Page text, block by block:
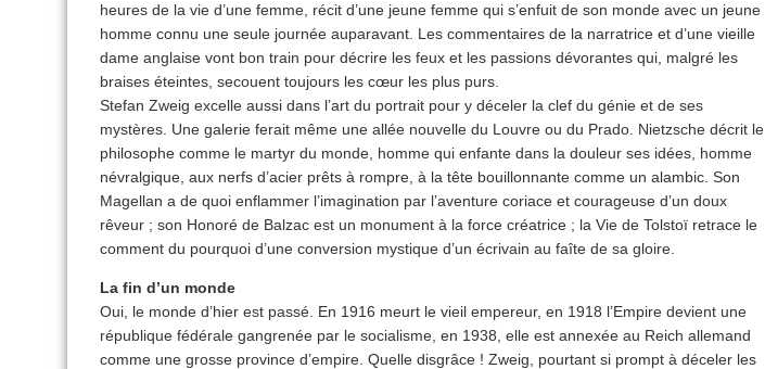
heures de la vie d’une femme, récit d’une jeune femme qui s’enfuit de son monde avec un jeune
homme connu une seule journée auparavant. Les commentaires de la narratrice et d’une vieille
dame anglaise vont bon train pour décrire les feux et les passions dévorantes qui, malgré les
braises éteintes, secouent toujours les cœur les plus purs.
Stefan Zweig excelle aussi dans l’art du portrait pour y déceler la clef du génie et de ses
mystères. Une galerie ferait même une allée nouvelle du Louvre ou du Prado. Nietzsche décrit le
philosophe comme le martyr du monde, homme qui enfante dans la douleur ses idées, homme
névralgique, aux nerfs d’acier prêts à rompre, à la tête bouillonnante comme un alambic. Son
Magellan a de quoi enflammer l’imagination par l’aventure coriace et courageuse d’un doux
rêveur ; son Honoré de Balzac est un monument à la force créatrice ; la Vie de Tolstoï retrace le
comment du pourquoi d’une conversion mystique d’un écrivain au faîte de sa gloire.
La fin d’un monde
Oui, le monde d’hier est passé. En 1916 meurt le vieil empereur, en 1918 l’Empire devient une
république fédérale gangrenée par le socialisme, en 1938, elle est annexée au Reich allemand
comme une grosse province d’empire. Quelle disgrâce ! Zweig, pourtant si prompt à déceler les